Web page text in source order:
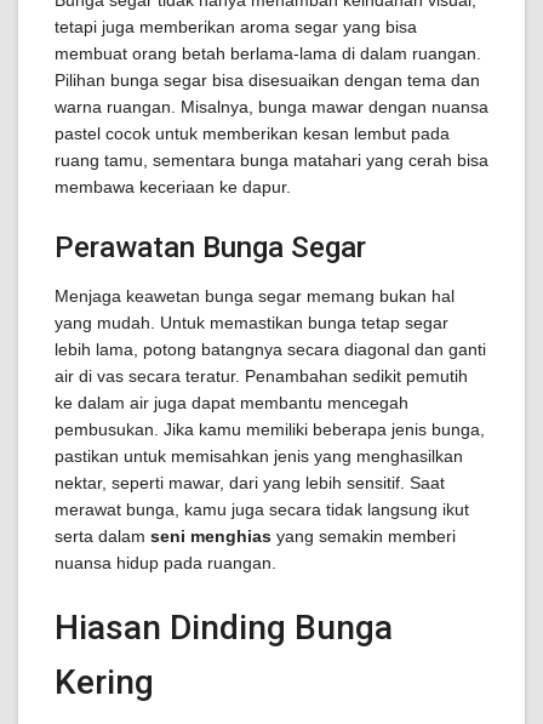
tetapi juga memberikan aroma segar yang bisa
membuat orang betah berlama-lama di dalam ruangan.
Pilihan bunga segar bisa disesuaikan dengan tema dan
warna ruangan. Misalnya, bunga mawar dengan nuansa
pastel cocok untuk memberikan kesan lembut pada
ruang tamu, sementara bunga matahari yang cerah bisa
membawa keceriaan ke dapur.
Perawatan Bunga Segar
Menjaga keawetan bunga segar memang bukan hal
yang mudah. Untuk memastikan bunga tetap segar
lebih lama, potong batangnya secara diagonal dan ganti
air di vas secara teratur. Penambahan sedikit pemutih
ke dalam air juga dapat membantu mencegah
pembusukan. Jika kamu memiliki beberapa jenis bunga,
pastikan untuk memisahkan jenis yang menghasilkan
nektar, seperti mawar, dari yang lebih sensitif. Saat
merawat bunga, kamu juga secara tidak langsung ikut
serta dalam seni menghias yang semakin memberi
nuansa hidup pada ruangan.
Hiasan Dinding Bunga
Kering